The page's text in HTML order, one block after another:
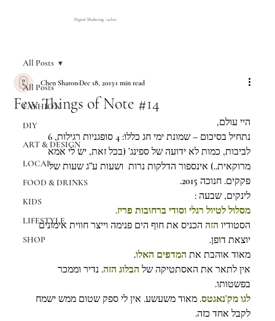
Digital Marketing Atelier
All Posts
FASHION
DIY
ART & DESIGN
LOCAL
FOOD & DRINKS
KIDS
LIFESTYLE
SHOP
All Posts
Few Things of Note #14
Chen SharonDec 18, 20151 min read
היי עולם,
לביבות, כמות לא ידועה של ספינג’ (בכל זאת, יש לי אמא
מרוקאית..) אינספור הדלקות נרות  ושעות ע”ג שעות של
פקקים. חנוכה 2015.
לינקים, שבעה :
מסלול לטיול רגלי וסודי ברחובות פריז.
הסטודיו הזה הכניס את חוף הים פנימה וייצר חווית אימונים
יוצאת דופן.
מאוד אוהבת את המדפים האלו.
אין לתאר את האסתטיקה של הבלוג הזה. נדיר וממכר
בפשטותו.
לגו מק’נאגטס. מאוד משעשע. אין לי ספק שטום ממש ישמח
לקבל אחד כזה.